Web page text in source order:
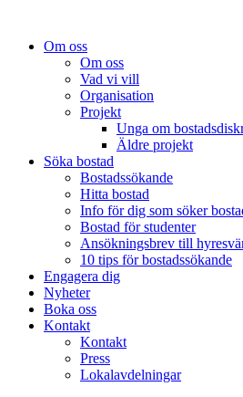
Om oss
Om oss
Vad vi vill
Organisation
Projekt
Unga om
Äldre projekt
Söka bostad
Bostadssökande
Hitta bostad
Info för dig som söker
Bostad för studenter
Ansökningsbrev till
10 tips för bostadssökande
Engagera dig
Nyheter
Boka oss
Kontakt
Kontakt
Press
Lokalavdelningar